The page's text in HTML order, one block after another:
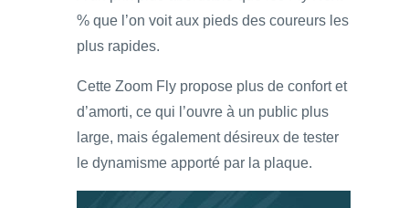
% que l’on voit aux pieds des coureurs les
plus rapides.
Cette Zoom Fly propose plus de confort et
d’amorti, ce qui l’ouvre à un public plus
large, mais également désireux de tester
le dynamisme apporté par la plaque.